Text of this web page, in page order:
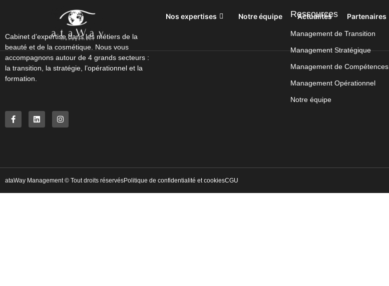
Nos expertises Notre équipe Actualités Partenaires
Cabinet d’expertise dans les métiers de la
beauté et de la cosmétique. Nous vous
accompagnons autour de 4 grands secteurs :
la transition, la stratégie, l’opérationnel et la
formation.
Ressources
Management de Transition
Management Stratégique
Management de Compétences
Management Opérationnel
Notre équipe
ataWay Management © Tout droits réservésPolitique de confidentialité et cookiesCGU